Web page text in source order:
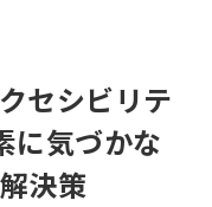
セシビリテ
に気づかな
決策